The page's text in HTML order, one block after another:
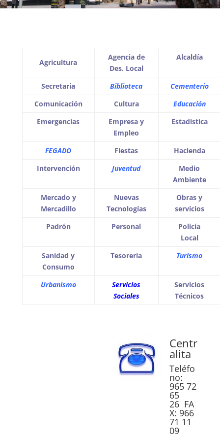
Agricultura
Agencia de
Des. Local
Alcaldía
Secretaria Biblioteca
Cementerio
Comunicación
Cultura
Educación
Emergencias
Empresa y
Empleo
Estadística
FEGADO Fiestas
Hacienda
Intervención
Juventud
Medio
Ambiente
Mercado y
Mercadillo
Nuevas
Tecnologías
Obras y
servicios
Padrón
Personal
Policía
Local
Sanidad y
Consumo
Tesorería Turismo
Urbanismo
Servicios
Sociales
Servicios
Técnicos
Centr
alita
Teléfo
no:
965 72
65
26 FA
X: 966
71 11
09